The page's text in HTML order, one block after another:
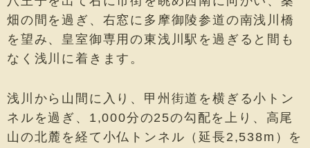
畑の間を過ぎ、右窓に多摩御陵参道の南浅川橋
を望み、皇室御専用の東浅川駅を過ぎると間も
なく浅川に着きます。
浅川から山間に入り、甲州街道を横ぎる小トン
ネルを過ぎ、1,000分の25の勾配を上り、高尾
山の北麓を経て小仏トンネル（延長2,538m）を